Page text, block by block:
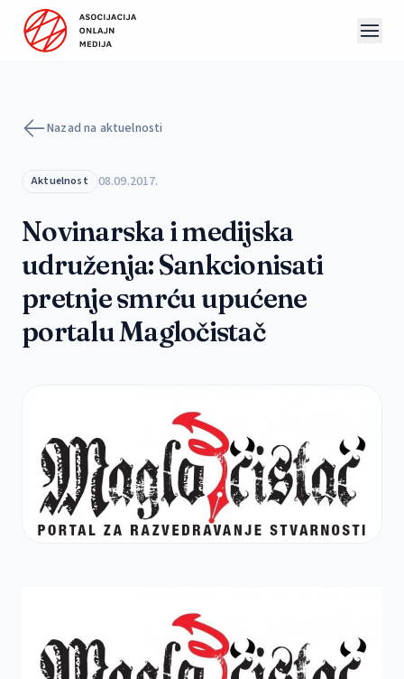
Preskoči na sadržaj
Nazad na aktuelnosti
Aktuelnost 08.09.2017.
Novinarska i medijska
udruženja: Sankcionisati
pretnje smrću upućene
portalu Magločistač